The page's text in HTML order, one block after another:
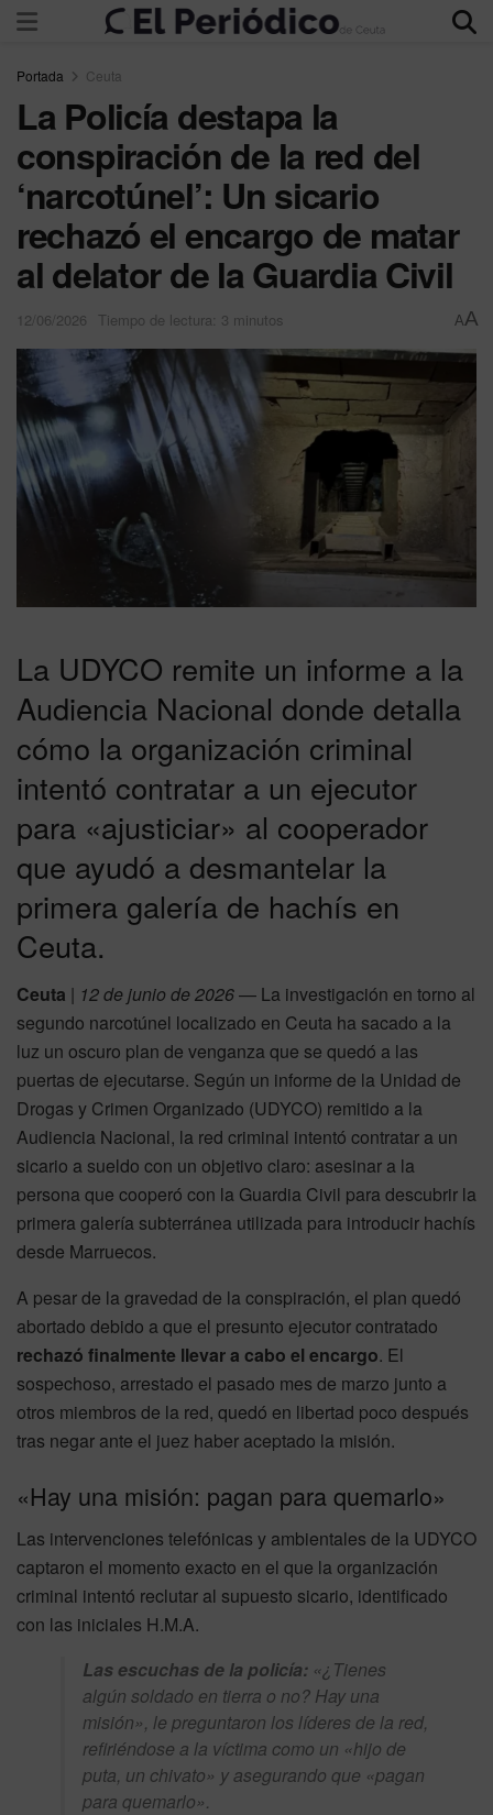
Portada Ceuta
La Policía destapa la
conspiración de la red del
‘narcotúnel’: Un sicario
rechazó el encargo de matar
al delator de la Guardia Civil
12/06/2026 Tiempo de lectura: 3 minutos AA
La UDYCO remite un informe a la
Audiencia Nacional donde detalla
cómo la organización criminal
intentó contratar a un ejecutor
para «ajusticiar» al cooperador
que ayudó a desmantelar la
primera galería de hachís en
Ceuta.
Ceuta | 12 de junio de 2026— La investigación en torno al
segundo narcotúnel localizado en Ceuta ha sacado a la
luz un oscuro plan de venganza que se quedó a las
puertas de ejecutarse. Según un informe de la Unidad de
Drogas y Crimen Organizado (UDYCO) remitido a la
Audiencia Nacional, la red criminal intentó contratar a un
sicario a sueldo con un objetivo claro: asesinar a la
persona que cooperó con la Guardia Civil para descubrir la
primera galería subterránea utilizada para introducir hachís
desde Marruecos.
A pesar de la gravedad de la conspiración, el plan quedó
abortado debido a que el presunto ejecutor contratado
rechazó finalmente llevar a cabo el encargo. El
sospechoso, arrestado el pasado mes de marzo junto a
otros miembros de la red, quedó en libertad poco después
tras negar ante el juez haber aceptado la misión.
«Hay una misión: pagan para quemarlo»
Las intervenciones telefónicas y ambientales de la UDYCO
captaron el momento exacto en el que la organización
criminal intentó reclutar al supuesto sicario, identificado
con las iniciales H.M.A.
Las escuchas de la policía: «¿Tienes
algún soldado en tierra o no? Hay una
misión», le preguntaron los líderes de la red,
refiriéndose a la víctima como un «hijo de
puta, un chivato» y asegurando que «pagan
para quemarlo».